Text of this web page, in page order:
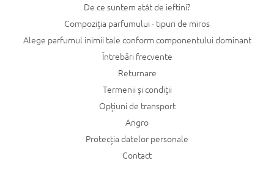
De ce suntem atât de ieftini?
Compoziția parfumului - tipuri de miros
Alege parfumul inimii tale conform componentului dominant
Întrebări frecvente
Returnare
Termenii și condiții
Opțiuni de transport
Angro
Protecția datelor personale
Contact